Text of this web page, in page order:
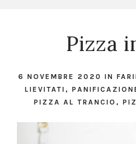
Pizza
6 NOVEMBRE 2020 IN
LIEVITATI ,
PIZZA AL TRANCIO ,